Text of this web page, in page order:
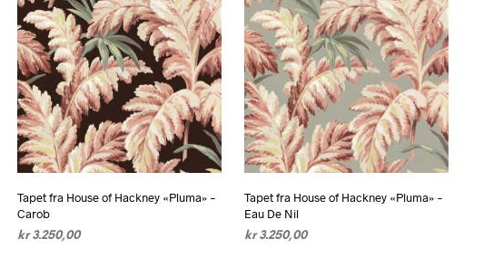
Tapet fra House of Hackney «Pluma» –
Carob
kr3.250,00
Tapet fra House of Hackney «Pluma» –
Eau De Nil
kr3.250,00